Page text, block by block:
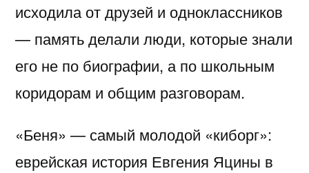
исходила от друзей и одноклассников
— память делали люди, которые знали
его не по биографии, а по школьным
коридорам и общим разговорам.
«Беня» — самый молодой «киборг»:
еврейская история Евгения Яцины в